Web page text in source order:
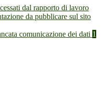
dal rapporto di lavoro
da pubblicare sul sito
comunicazione dei dati 1